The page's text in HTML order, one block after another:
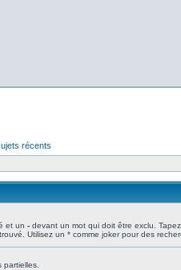
récents
et un - devant un mot qui doit être exclu.
Utilisez un * comme joker pour des
partielles.